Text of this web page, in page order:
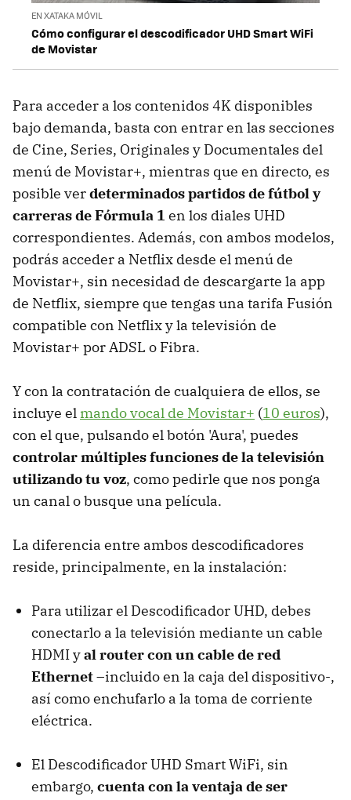
EN XATAKA MÓVIL
Cómo configurar el descodificador UHD Smart WiFi
de Movistar
Para acceder a los contenidos 4K disponibles
bajo demanda, basta con entrar en las secciones
de Cine, Series, Originales y Documentales del
menú de Movistar+, mientras que en directo, es
posible verdeterminados partidos de fútbol y
carreras de Fórmula 1 en los diales UHD
correspondientes. Además, con ambos modelos,
podrás acceder a Netflix desde el menú de
Movistar+, sin necesidad de descargarte la app
de Netflix, siempre que tengas una tarifa Fusión
compatible con Netflix y la televisión de
Movistar+ por ADSL o Fibra.
Y con la contratación de cualquiera de ellos, se
incluye el mando vocal de Movistar+ (10 euros),
con el que, pulsando el botón 'Aura', puedes
controlar múltiples funciones de la televisión
utilizando tu voz, como pedirle que nos ponga
un canal o busque una película.
La diferencia entre ambos descodificadores
reside, principalmente, en la instalación:
Para utilizar el Descodificador UHD, debes
conectarlo a la televisión mediante un cable
HDMI yal router con un cable de red
Ethernet–incluido en la caja del dispositivo-,
así como enchufarlo a la toma de corriente
eléctrica.
El Descodificador UHD Smart WiFi, sin
embargo, cuenta con la ventaja de ser